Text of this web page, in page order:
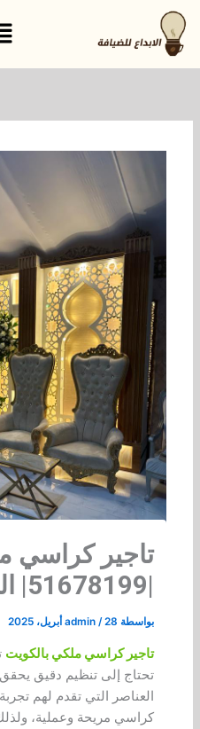
تخطي
إلى
المحتوى
تاجير كراسي
|51678199| النوبي للحفلات
بواسطة admin /28 أبريل، 2025
تاجير كراسي ملكي بالكويت
تحتاج إلى تنظيم دقيق يحقق
العناصر التي تقدم لهم
كراسي مريحة وعملية،